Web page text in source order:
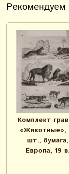
Рекомендуем
Комплект
«Животные»,
шт., бумага,
Европа, 19 в.